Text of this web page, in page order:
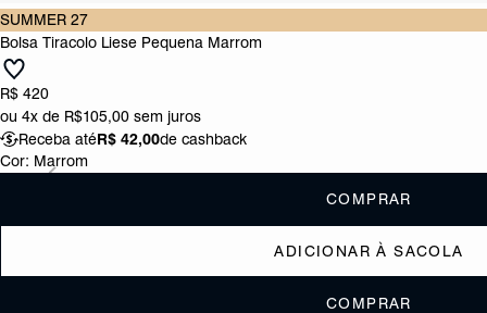
SUMMER 27
Bolsa Tiracolo Liese Pequena Marrom
R$ 420
ou 4x de R$105,00 sem juros
Receba atéR$ 42,00de cashback
Cor: Marrom
COMPRAR
ADICIONAR À SACOLA
COMPRAR